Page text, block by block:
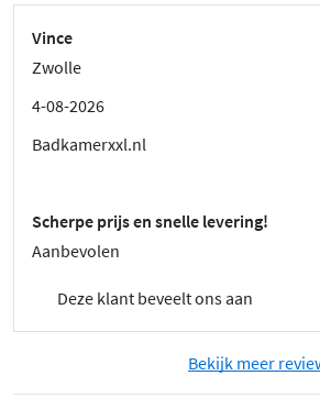
Vince
Zwolle
4-08-2026
Badkamerxxl.nl
Scherpe prijs en snelle levering!
Aanbevolen
Deze klant beveelt ons aan
Bekijk meer